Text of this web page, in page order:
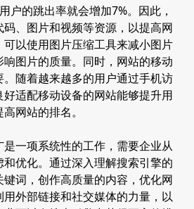
户的跳出率就会增加7%。因此，
、图片和视频等资源，以提高网
以使用图片压缩工具来减小图片
图片的质量。同时，网站的移动
随着越来越多的用户通过手机访
适配移动设备的网站能够提升用
网站的排名。
一项系统性的工作，需要企业从
优化。通过深入理解搜索引擎的
词，创作高质量的内容，优化网
外部链接和社交媒体的力量，以